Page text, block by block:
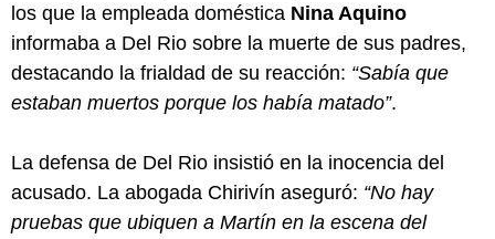
los que la empleada doméstica Nina Aquino
informaba a Del Rio sobre la muerte de sus padres,
destacando la frialdad de su reacción: “Sabía que
estaban muertos porque los había matado”.
La defensa de Del Rio insistió en la inocencia del
acusado. La abogada Chirivín aseguró: “No hay
pruebas que ubiquen a Martín en la escena del